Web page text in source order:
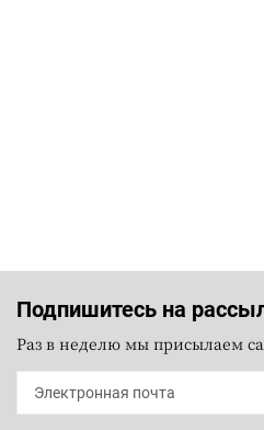
Подпишитесь на
Раз в неделю мы присылаем